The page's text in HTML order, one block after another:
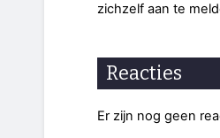
zichzelf aan te
Reacties
Er zijn nog geen